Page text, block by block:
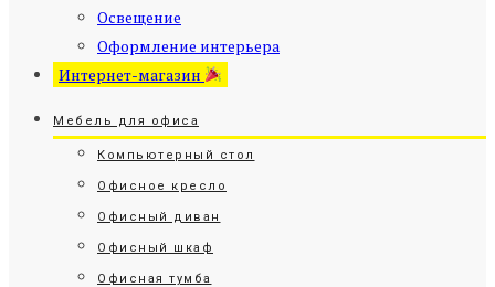
Освещение
Оформление интерьера
Интернет-магазин
Мебель для офиса
Компьютерный стол
Офисное кресло
Офисный диван
Офисный шкаф
Офисная тумба